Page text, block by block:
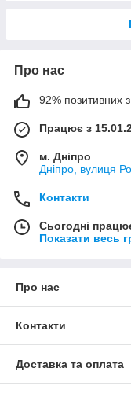
Про нас
92% позитивних з
Працює з
м. Дніпро
Дніпро, вулиця
Контакти
Сьогодні
Показати весь
Про нас
Контакти
Доставка та оплата